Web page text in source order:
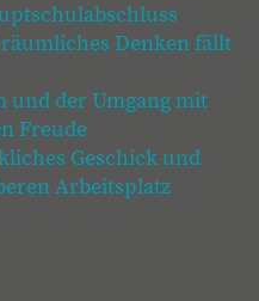
Denken fällt
und der Umgang mit
Freude
Geschick und
Arbeitsplatz